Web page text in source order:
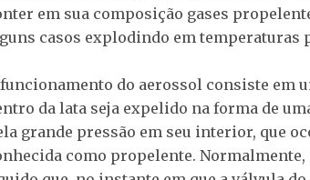
em sua composição gases
casos explodindo em temperaturas
funcionamento do aerossol consiste em
da lata seja expelido na forma de
grande pressão em seu interior, que
como propelente. Normalmente,